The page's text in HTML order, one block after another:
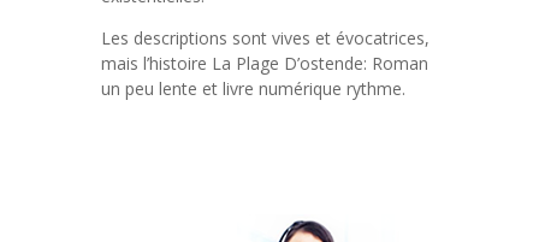
Les descriptions sont vives et évocatrices,
mais l’histoire La Plage D’ostende: Roman
un peu lente et livre numérique rythme.